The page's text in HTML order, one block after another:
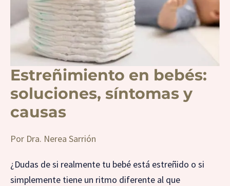
Estreñimiento en bebés:
soluciones, síntomas y
causas
Por Dra. Nerea Sarrión
¿Dudas de si realmente tu bebé está estreñido o si
simplemente tiene un ritmo diferente al que